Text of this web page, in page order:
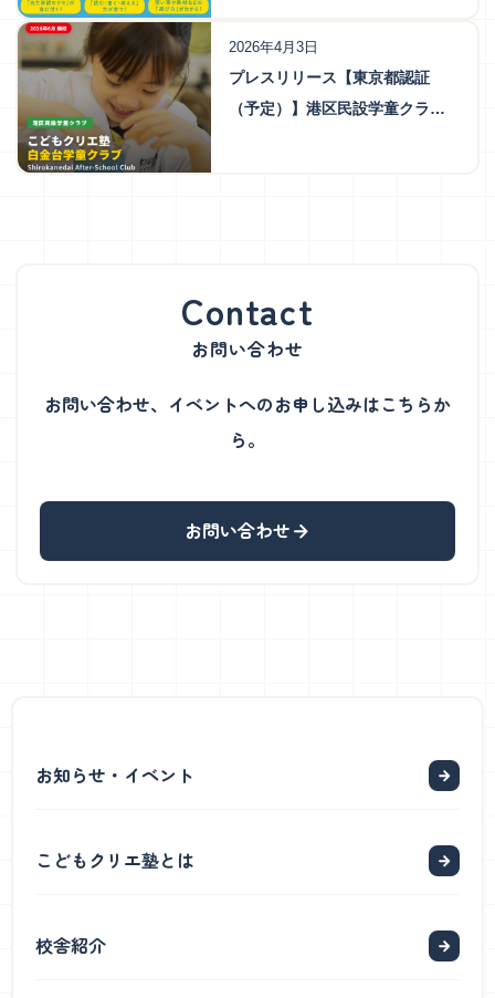
2026年4月3日
プレスリリース【東京都認証
（予定）】港区民設学童クラブ
お問い合わせ
お問い合わせ、イベントへのお申し込みはこちらか
ら。
お問い合わせ
お知らせ・イベント
こどもクリエ塾とは
校舎紹介